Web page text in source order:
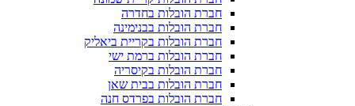
חברת הובלות בחדרה
חברת הובלות בבנימינה
חברת הובלות בקריית ביאליק
חברת הובלות ברמת ישי
חברת הובלות בקיסריה
חברת הובלות בבית שאן
חברת הובלות בפרדס חנה